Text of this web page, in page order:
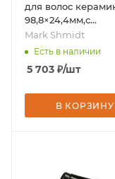
для волос
98,8×24,4мм,с
вентилятором,
220С°,64 Вт, бренд -
Mark Shmidt
Есть в наличии
5 703 ₽/шт
В КОРЗИНУ